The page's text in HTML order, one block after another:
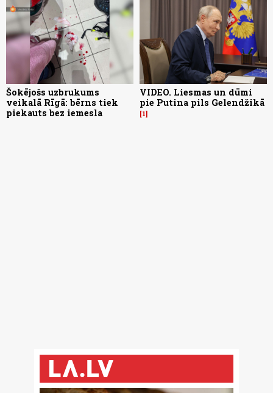
Šokējošs uzbrukums
veikalā Rīgā: bērns tiek
piekauts bez iemesla
VIDEO. Liesmas un dūmi
pie Putina pils Gelendžikā
1